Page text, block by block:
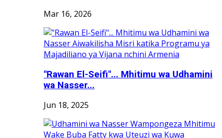
Mar 16, 2026
"Rawan El-Seifi"... Mhitimu wa Udhamini
wa Nasser...
Jun 18, 2025